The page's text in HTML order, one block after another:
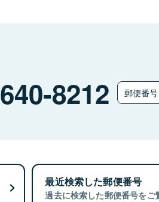
640-8212 郵便番
最近検索した郵便番号
過去に検索した郵便番号をご